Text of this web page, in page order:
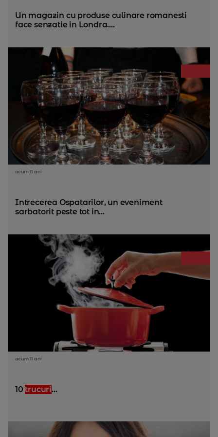
Un magazin cu produse culinare romanesti
face senzatie in Londra....
acum 11 ani
Intrecerea Ospatarilor, un eveniment
sarbatorit peste tot in...
acum 11 ani
10 trucuri...